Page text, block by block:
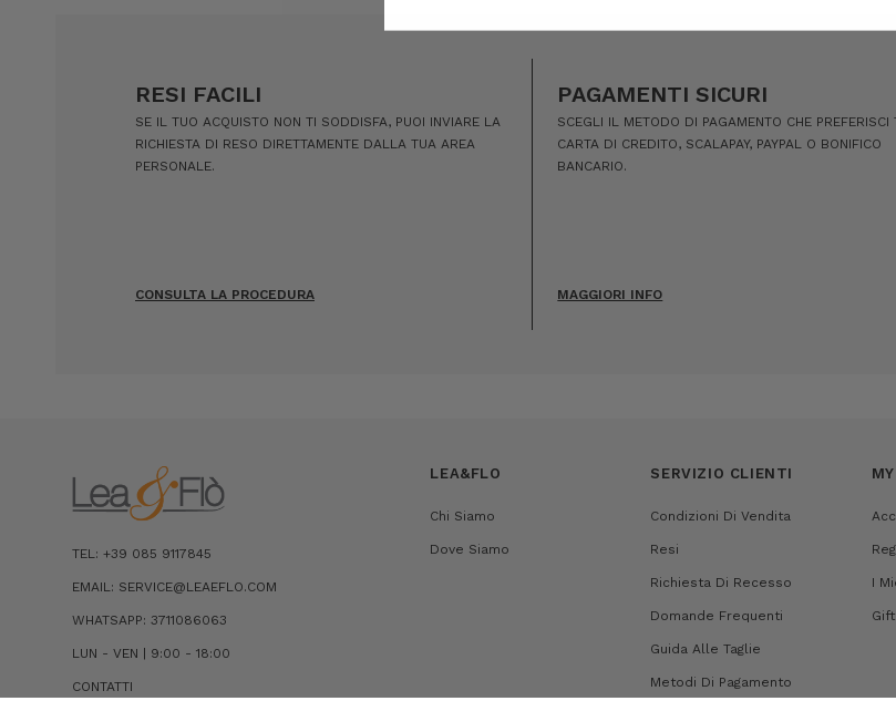
RESI FACILI
SE IL TUO ACQUISTO NON TI SODDISFA, PUOI INVIARE LA
RICHIESTA DI RESO DIRETTAMENTE DALLA TUA AREA
PERSONALE.
CONSULTA LA PROCEDURA
PAGAMENTI SICURI
SCEGLI IL METODO DI PAGAMENTO CHE PREFERISCI
CARTA DI CREDITO, SCALAPAY, PAYPAL O BONIFICO
BANCARIO.
MAGGIORI INFO
TEL: +39 085 9117845
EMAIL: SERVICE@LEAEFLO.COM
WHATSAPP: 3711086063
LUN - VEN | 9:00 - 18:00
CONTATTI
LEA&FLO
Chi Siamo
Dove Siamo
SERVIZIO CLIENTI
Condizioni Di Vendita
Resi
Richiesta Di Recesso
Domande Frequenti
Guida Alle Taglie
Metodi Di Pagamento
I